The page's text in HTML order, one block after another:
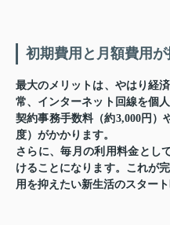
初期費用と月額費用
最大のメリットは、やはり経
常、インターネット回線を個
契約事務手数料（約3,000円）
度）がかかります。
さらに、毎月の利用料金とし
けることになります。これが
用を抑えたい新生活のスター